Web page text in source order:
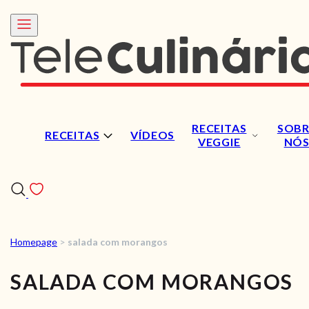
RECEITAS VÍDEOS
RECEITAS
VEGGIE
NÓS
RECEITAS
VÍDEOS
Homepage > salada com morangos
SALADA COM MORANGOS